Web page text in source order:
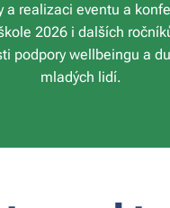
a realizaci eventu a
2026 i dalších
podpory wellbeingu a
mladých lidí.